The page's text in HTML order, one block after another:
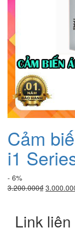
Cảm
i1
- 6%
3.200.000₫ Giá
Link liên